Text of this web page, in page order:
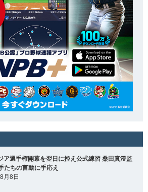
ア選手権開幕を翌日に控え公式練習 桑田真澄監
たちの言動に手応え
月8日